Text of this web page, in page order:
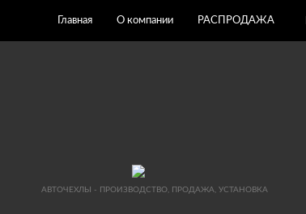
Главная О компании РАСПРОДАЖА
АВТОЧЕХЛЫ - ПРОИЗВОДСТВО, ПРОДАЖА, УСТАНОВКА